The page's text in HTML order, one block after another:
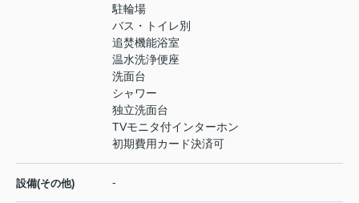
駐輪場
バス・トイレ別
追焚機能浴室
温水洗浄便座
洗面台
シャワー
独立洗面台
TVモニタ付インターホン
初期費用カード決済可
設備(その他) -